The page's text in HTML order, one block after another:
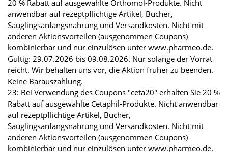
20 % Rabatt auf ausgewählte Orthomol-Produkte. Nicht
anwendbar auf rezeptpflichtige Artikel, Bücher,
Säuglingsanfangsnahrung und Versandkosten. Nicht mit
anderen Aktionsvorteilen (ausgenommen Coupons)
kombinierbar und nur einzulösen unter www.pharmeo.de.
Gültig: 29.07.2026 bis 09.08.2026. Nur solange der Vorrat
reicht. Wir behalten uns vor, die Aktion früher zu beenden.
Keine Barauszahlung.
23: Bei Verwendung des Coupons "ceta20" erhalten Sie 20 %
Rabatt auf ausgewählte Cetaphil-Produkte. Nicht anwendbar
auf rezeptpflichtige Artikel, Bücher,
Säuglingsanfangsnahrung und Versandkosten. Nicht mit
anderen Aktionsvorteilen (ausgenommen Coupons)
kombinierbar und nur einzulösen unter www.pharmeo.de.